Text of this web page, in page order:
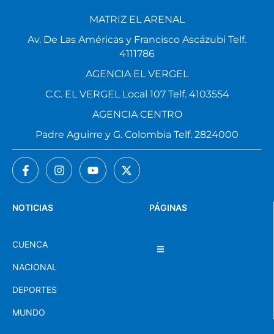
PÁGINAS
NOTICIAS
CUENCA
NACIONAL
DEPORTES
MUNDO
MATRIZ EL ARENAL
Av. De Las Américas y Francisco Ascázubi Telf.
4111786
AGENCIA EL VERGEL
C.C. EL VERGEL Local 107 Telf. 4103554
AGENCIA CENTRO
Padre Aguirre y G. Colombia Telf. 2824000